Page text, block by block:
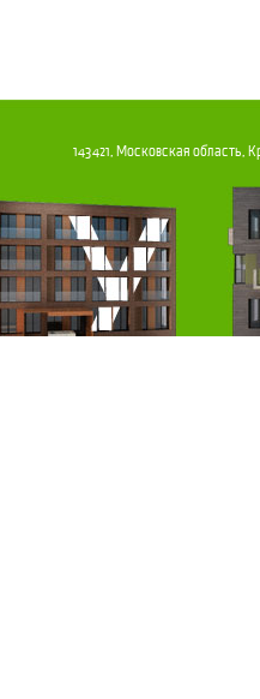
143421, Московская область,